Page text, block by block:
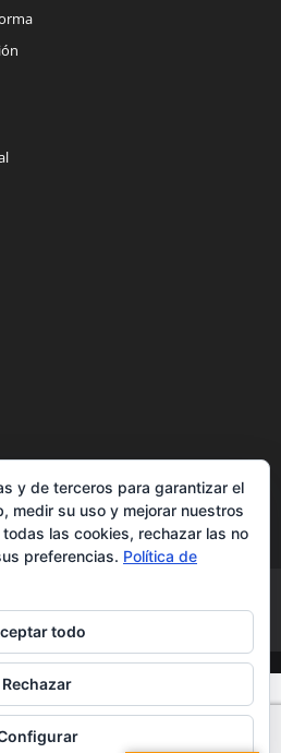
Accesibilidad
y de terceros para garantizar el
medir su uso y mejorar nuestros
las cookies, rechazar las no
preferencias. Política de
todo
Rechazar